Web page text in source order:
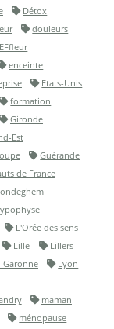
Détox
douleurs
EFfleur
enceinte
Etats-Unis
formation
Gironde
Est
Guérande
de France
L'Orée des sens
Lille
Lillers
Garonne
Lyon
maman
ménopause